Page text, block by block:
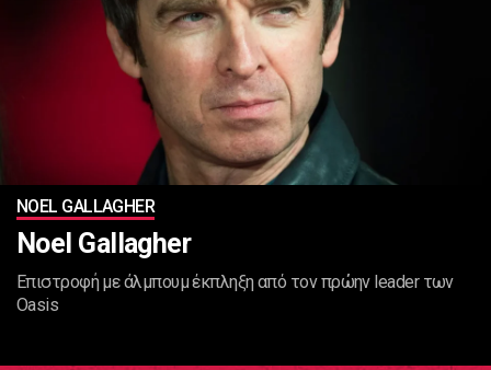
NOEL GALLAGHER
Noel Gallagher
Επιστροφή με άλμπουμ έκπληξη από τον πρώην leader των
Oasis